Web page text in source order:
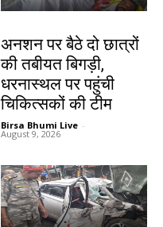
अनशन पर बैठे दो छात्रों
की तबीयत बिगड़ी,
धरनास्थल पर पहुंची
चिकित्सकों की टीम
Birsa Bhumi Live -
August 9, 2026